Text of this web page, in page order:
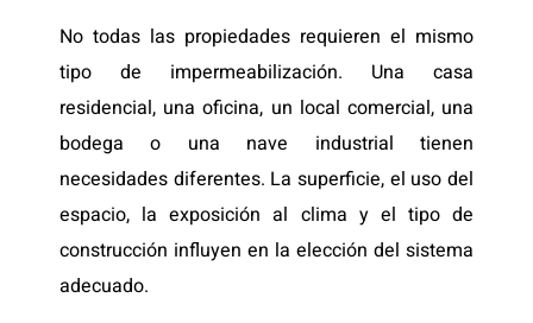
No todas las propiedades requieren el mismo
tipo de impermeabilización. Una casa
residencial, una oficina, un local comercial, una
bodega o una nave industrial tienen
necesidades diferentes. La superficie, el uso del
espacio, la exposición al clima y el tipo de
construcción influyen en la elección del sistema
adecuado.